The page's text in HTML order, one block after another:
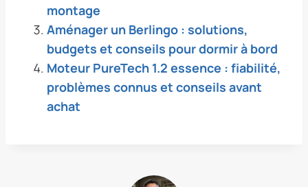
montage
Aménager un Berlingo : solutions,
budgets et conseils pour dormir à bord
Moteur PureTech 1.2 essence : fiabilité,
problèmes connus et conseils avant
achat